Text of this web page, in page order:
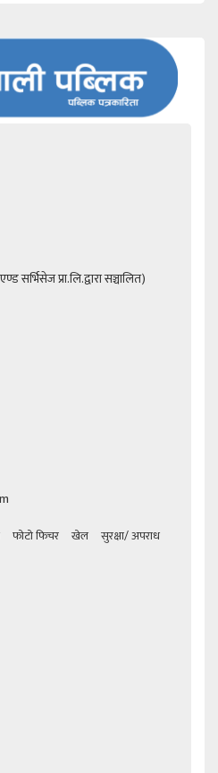
प्रा.लि.द्वारा सञ्चालित)
फोटो फिचर खेल
सुरक्षा/ अपराध